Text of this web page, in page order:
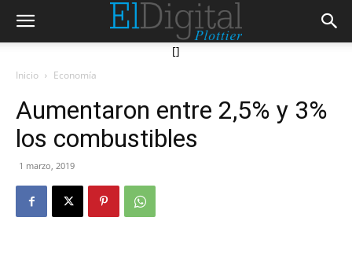
[]
Inicio Economía
Aumentaron entre 2,5% y 3%
los combustibles
1 marzo, 2019